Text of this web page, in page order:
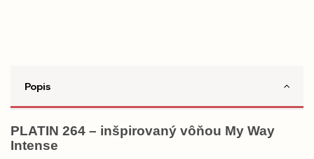
Popis
PLATIN 264 – inšpirovaný vôňou My Way
Intense